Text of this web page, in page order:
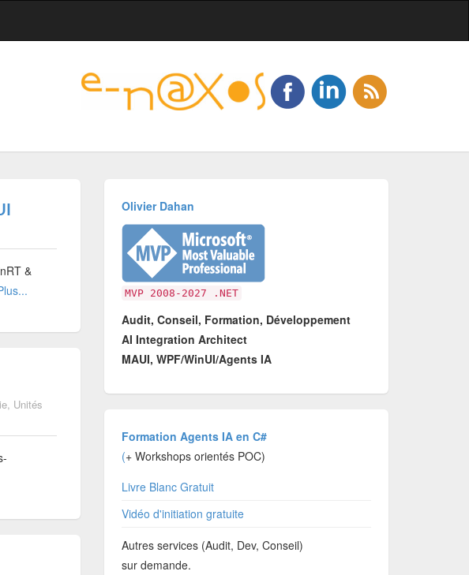
&
, Unités
Olivier Dahan
MVP 2008-2027 .NET
Audit, Conseil, Formation, Développement
AI Integration Architect
MAUI, WPF/WinUI/Agents IA
Formation Agents IA en C#
(+ Workshops orientés POC)
Livre Blanc Gratuit
Vidéo d'initiation gratuite
Autres services (Audit, Dev, Conseil)
sur demande.